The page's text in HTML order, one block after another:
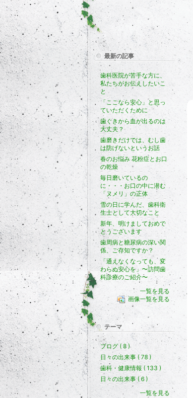
最新の記事
歯科医院が苦手な方に、
私たちがお伝えしたいこ
と
「ここなら安心」と思っ
ていただくために
歯ぐきから血が出るのは
大丈夫？
歯磨きだけでは、むし歯
は防げないというお話
春のお悩み 花粉症とお口
の乾燥
毎日磨いているの
に・・・お口の中に潜む
「ヌメリ」の正体
雪の日に学んだ、歯科衛
生士として大切なこと
新年、明けましておめで
とうございます
歯周病と糖尿病の深い関
係、ご存知ですか？
「通えなくなっても、変
わらぬ安心を」〜訪問歯
科診療のご紹介〜
一覧を見る
画像一覧を見る
テーマ
ブログ ( 8 )
日々の出来事 ( 78 )
歯科・健康情報 ( 133 )
日々の出来事 ( 6 )
一覧を見る